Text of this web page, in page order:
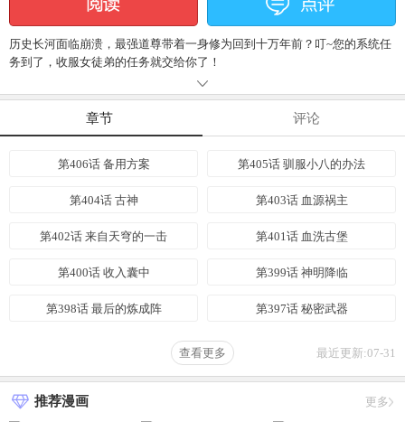
历史长河面临崩溃，最强道尊带着一身修为回到十万年前？叮~您的系统任
务到了，收服女徒弟的任务就交给你了！
章节 评论
第406话 备用方案 第405话 驯服小八的办法
第404话 古神 第403话 血源祸主
第402话 来自天穹的一击 第401话 血洗古堡
第400话 收入囊中 第399话 神明降临
第398话 最后的炼成阵 第397话 秘密武器
第395话 凶卦谶言
第394话 未来的打算 第393话 死星复活
查看更多 最近更新:07-31
推荐漫画 更多